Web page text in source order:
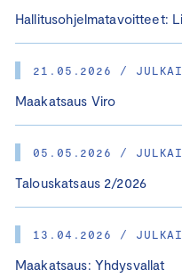
Hallitusohjelmatavoitteet:
21.05.2026 /
Maakatsaus Viro
05.05.2026 /
Talouskatsaus 2/2026
13.04.2026 /
Maakatsaus: Yhdysvallat